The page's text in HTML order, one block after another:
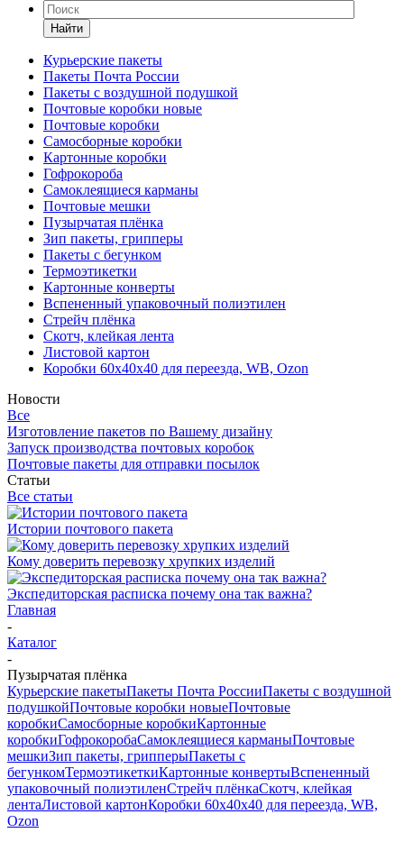
Найти
Курьерские пакеты
Пакеты Почта России
Пакеты с воздушной подушкой
Почтовые коробки новые
Почтовые коробки
Самосборные коробки
Картонные коробки
Гофрокороба
Самоклеящиеся карманы
Почтовые мешки
Пузырчатая плёнка
Зип пакеты, грипперы
Пакеты с бегунком
Термоэтикетки
Картонные конверты
Вспененный упаковочный полиэтилен
Стрейч плёнка
Скотч, клейкая лента
Листовой картон
Коробки 60х40х40 для переезда, WB, Ozon
Новости
Все
Изготовление пакетов по Вашему дизайну
Запуск производства почтовых коробок
Почтовые пакеты для отправки посылок
Статьи
Все статьи
Истории почтового пакета
Кому доверить перевозку хрупких изделий
Экспедиторская расписка почему она так важна?
Главная
-
Каталог
-
Пузырчатая плёнка
Курьерские пакетыПакеты Почта РоссииПакеты с воздушной
подушкойПочтовые коробки новыеПочтовые
коробкиСамосборные коробкиКартонные
коробкиГофрокоробаСамоклеящиеся карманыПочтовые
мешкиЗип пакеты, грипперыПакеты с
бегункомТермоэтикеткиКартонные конвертыВспененный
упаковочный полиэтиленСтрейч плёнкаСкотч, клейкая
лентаЛистовой картонКоробки 60х40х40 для переезда, WB,
Ozon